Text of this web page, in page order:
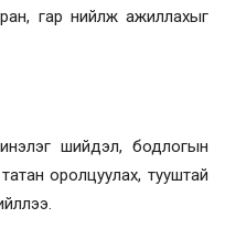
гар нийлж ажиллахыг
шийдэл, бодлогын
оролцуулах, тууштай